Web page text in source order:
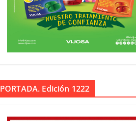
PORTADA. Edición 1222